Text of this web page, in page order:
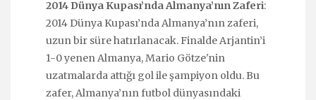
2014 Dünya Kupası’nda Almanya’nın Zaferi:
2014 Dünya Kupası’nda Almanya’nın zaferi,
uzun bir süre hatırlanacak. Finalde Arjantin’i
1-0 yenen Almanya, Mario Götze'nin
uzatmalarda attığı gol ile şampiyon oldu. Bu
zafer, Almanya’nın futbol dünyasındaki